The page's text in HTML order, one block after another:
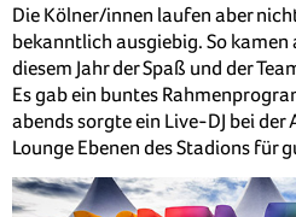
Die Kölner/innen laufen aber
bekanntlich ausgiebig. So kamen
diesem Jahr der Spaß und der
Es gab ein buntes
abends sorgte ein Live-DJ bei
Lounge Ebenen des Stadions für